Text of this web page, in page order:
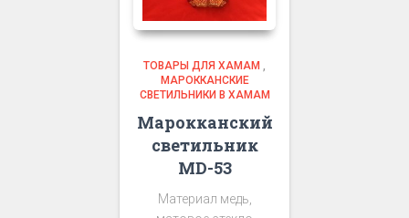
ТОВАРЫ ДЛЯ ХАМАМ
МАРОККАНСКИЕ
СВЕТИЛЬНИКИ В ХАМАМ
Марокканский
светильник
MD-53
Материал медь,